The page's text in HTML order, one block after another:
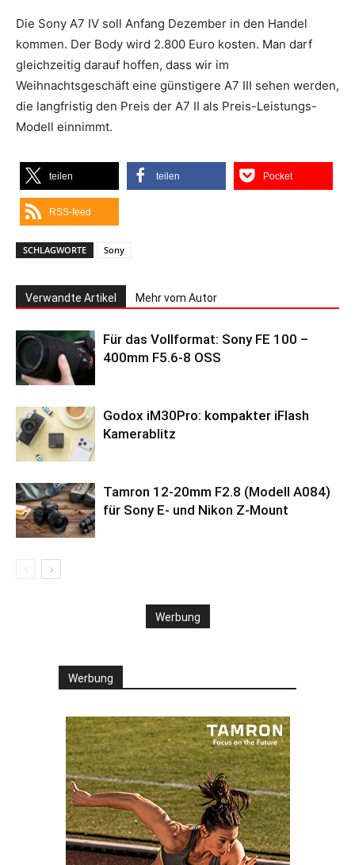
Die Sony A7 IV soll Anfang Dezember in den Handel
kommen. Der Body wird 2.800 Euro kosten. Man darf
gleichzeitig darauf hoffen, dass wir im
Weihnachtsgeschäft eine günstigere A7 III sehen werden,
die langfristig den Preis der A7 II als Preis-Leistungs-
Modell einnimmt.
teilen teilen Pocket
RSS-feed
SCHLAGWORTE Sony
Verwandte Artikel Mehr vom Autor
Für das Vollformat: Sony FE 100 –
400mm F5.6-8 OSS
Godox iM30Pro: kompakter iFlash
Kamerablitz
Tamron 12-20mm F2.8 (Modell A084)
für Sony E- und Nikon Z-Mount
Werbung
Werbung